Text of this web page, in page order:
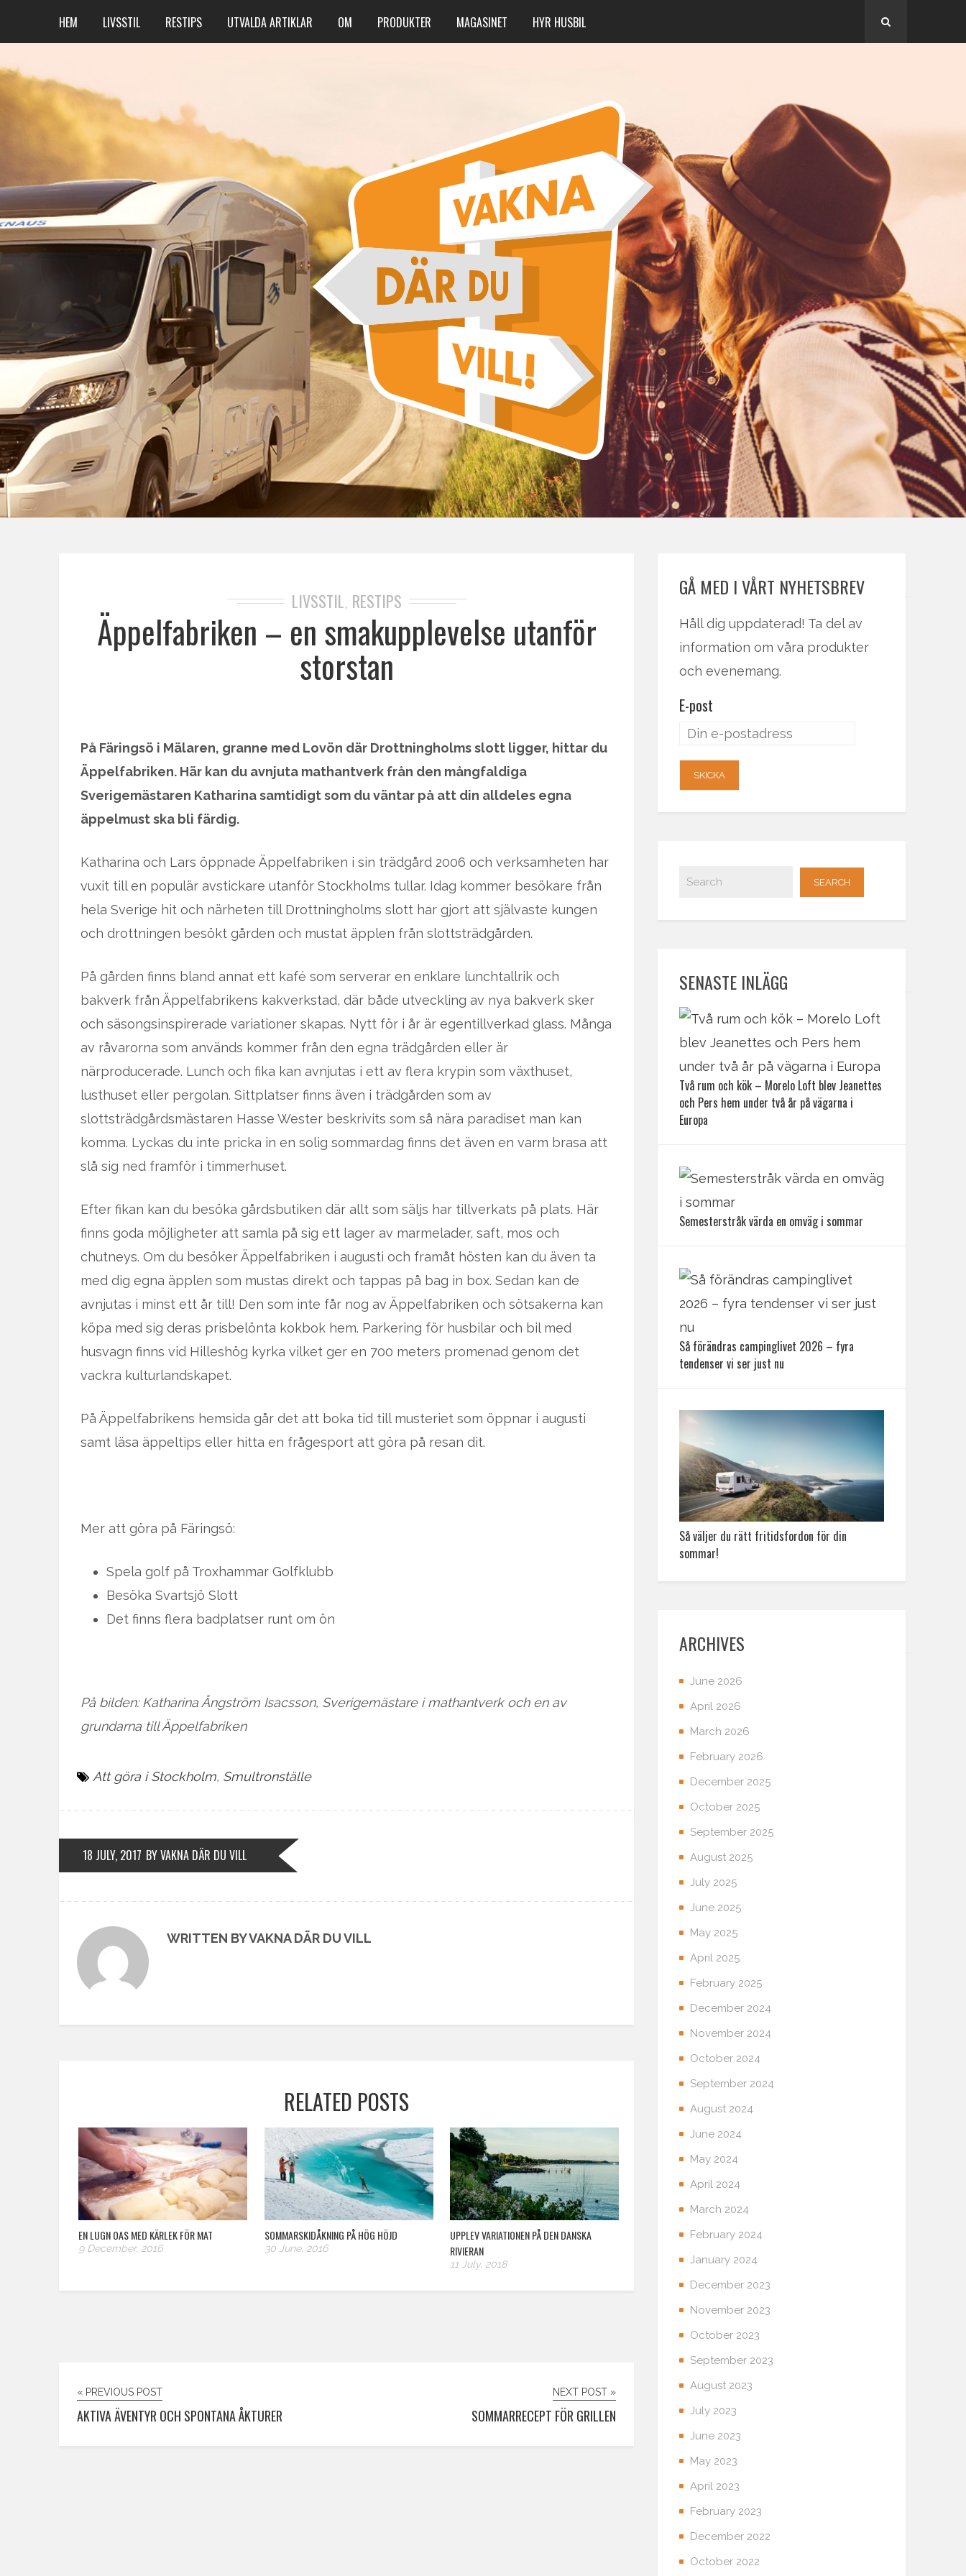
HEM LIVSSTIL RESTIPS UTVALDA ARTIKLAR OM PRODUKTER MAGASINET HYR HUSBIL
LIVSSTIL, RESTIPS
Äppelfabriken – en smakupplevelse utanför
storstan
På Färingsö i Mälaren, granne med Lovön där Drottningholms slott ligger, hittar du
Äppelfabriken. Här kan du avnjuta mathantverk från den mångfaldiga
Sverigemästaren Katharina samtidigt som du väntar på att din alldeles egna
äppelmust ska bli färdig.
Katharina och Lars öppnade Äppelfabriken i sin trädgård 2006 och verksamheten har
vuxit till en populär avstickare utanför Stockholms tullar. Idag kommer besökare från
hela Sverige hit och närheten till Drottningholms slott har gjort att självaste kungen
och drottningen besökt gården och mustat äpplen från slottsträdgården.
På gården finns bland annat ett kafé som serverar en enklare lunchtallrik och
bakverk från Äppelfabrikens kakverkstad, där både utveckling av nya bakverk sker
och säsongsinspirerade variationer skapas. Nytt för i år är egentillverkad glass. Många
av råvarorna som används kommer från den egna trädgården eller är
närproducerade. Lunch och fika kan avnjutas i ett av flera krypin som växthuset,
lusthuset eller pergolan. Sittplatser finns även i trädgården som av
slottsträdgårdsmästaren Hasse Wester beskrivits som så nära paradiset man kan
komma. Lyckas du inte pricka in en solig sommardag finns det även en varm brasa att
slå sig ned framför i timmerhuset.
Efter fikan kan du besöka gårdsbutiken där allt som säljs har tillverkats på plats. Här
finns goda möjligheter att samla på sig ett lager av marmelader, saft, mos och
chutneys. Om du besöker Äppelfabriken i augusti och framåt hösten kan du även ta
med dig egna äpplen som mustas direkt och tappas på bag in box. Sedan kan de
avnjutas i minst ett år till! Den som inte får nog av Äppelfabriken och sötsakerna kan
köpa med sig deras prisbelönta kokbok hem. Parkering för husbilar och bil med
husvagn finns vid Hilleshög kyrka vilket ger en 700 meters promenad genom det
vackra kulturlandskapet.
På Äppelfabrikens hemsida går det att boka tid till musteriet som öppnar i augusti
samt läsa äppeltips eller hitta en frågesport att göra på resan dit.
Mer att göra på Färingsö:
Spela golf på Troxhammar Golfklubb
Besöka Svartsjö Slott
Det finns flera badplatser runt om ön
På bilden: Katharina Ångström Isacsson, Sverigemästare i mathantverk och en av
grundarna till Äppelfabriken
Att göra i Stockholm, Smultronställe
18 JULY, 2017 BY VAKNA DÄR DU VILL
WRITTEN BY VAKNA DÄR DU VILL
RELATED POSTS
EN LUGN OAS MED KÄRLEK FÖR MAT
9 December, 2016
SOMMARSKIDÅKNING PÅ HÖG HÖJD
30 June, 2016
UPPLEV VARIATIONEN PÅ DEN DANSKA
RIVIERAN
11 July, 2018
« PREVIOUS POST
AKTIVA ÄVENTYR OCH SPONTANA ÅKTURER
NEXT POST »
SOMMARRECEPT FÖR GRILLEN
GÅ MED I VÅRT NYHETSBREV
Håll dig uppdaterad! Ta del av
information om våra produkter
och evenemang.
E-post
SENASTE INLÄGG
Två rum och kök – Morelo Loft blev Jeanettes
och Pers hem under två år på vägarna i
Europa
Semesterstråk värda en omväg i sommar
Så förändras campinglivet 2026 – fyra
tendenser vi ser just nu
Så väljer du rätt fritidsfordon för din
sommar!
ARCHIVES
June 2026
April 2026
March 2026
February 2026
December 2025
October 2025
September 2025
August 2025
July 2025
June 2025
May 2025
April 2025
February 2025
December 2024
November 2024
October 2024
September 2024
August 2024
June 2024
May 2024
April 2024
March 2024
February 2024
January 2024
December 2023
November 2023
October 2023
September 2023
August 2023
July 2023
June 2023
May 2023
April 2023
February 2023
December 2022
October 2022